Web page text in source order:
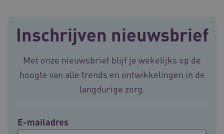
Inschrijven nieuwsbrief
Met onze nieuwsbrief blijf je wekelijks op de
hoogte van alle trends en ontwikkelingen in de
langdurige zorg.
E-mailadres
__Secure-ROLLOUT_TOKEN
.youtube.com
5
weken